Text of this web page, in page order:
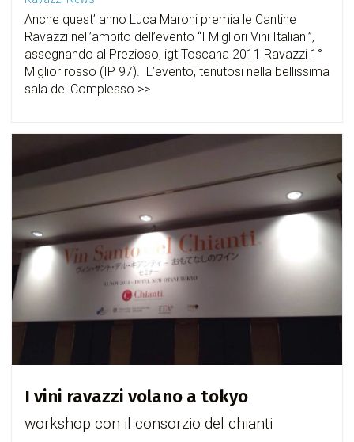
Anche quest’ anno Luca Maroni premia le Cantine
Ravazzi nell’ambito dell’evento “I Migliori Vini Italiani”,
assegnando al Prezioso, igt Toscana 2011 Ravazzi 1°
Miglior rosso (IP 97). L’evento, tenutosi nella bellissima
sala del Complesso >>
I vini ravazzi volano a tokyo
workshop con il consorzio del chianti